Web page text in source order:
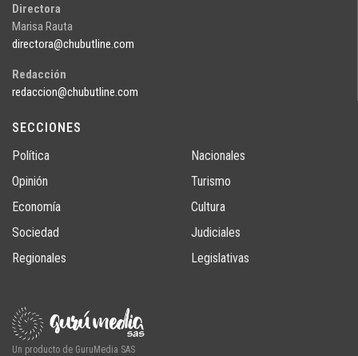
Directora
Marisa Rauta
directora@chubutline.com
Redacción
redaccion@chubutline.com
SECCIONES
Política
Opinión
Economía
Sociedad
Regionales
Nacionales
Turismo
Cultura
Judiciales
Legislativas
Un producto de GuruMedia SAS